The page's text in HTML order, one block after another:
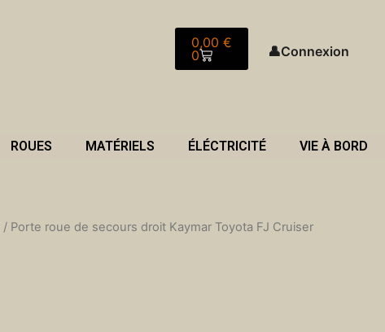
0,00 €
0
Panier
👤Connexion
ROUES MATÉRIELS ÉLÉCTRICITÉ VIE À BORD
/ Porte roue de secours droit Kaymar Toyota FJ Cruiser